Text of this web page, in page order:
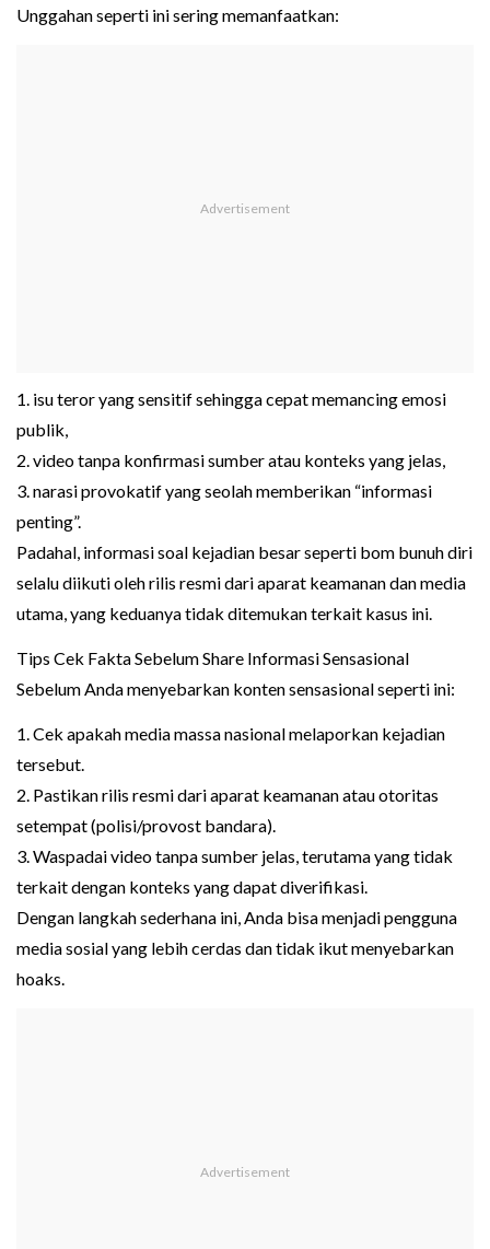
Unggahan seperti ini sering memanfaatkan:
1. isu teror yang sensitif sehingga cepat memancing emosi
publik,
2. video tanpa konfirmasi sumber atau konteks yang jelas,
3. narasi provokatif yang seolah memberikan “informasi
penting”.
Padahal, informasi soal kejadian besar seperti bom bunuh diri
selalu diikuti oleh rilis resmi dari aparat keamanan dan media
utama, yang keduanya tidak ditemukan terkait kasus ini.
Tips Cek Fakta Sebelum Share Informasi Sensasional
Sebelum Anda menyebarkan konten sensasional seperti ini:
1. Cek apakah media massa nasional melaporkan kejadian
tersebut.
2. Pastikan rilis resmi dari aparat keamanan atau otoritas
setempat (polisi/provost bandara).
3. Waspadai video tanpa sumber jelas, terutama yang tidak
terkait dengan konteks yang dapat diverifikasi.
Dengan langkah sederhana ini, Anda bisa menjadi pengguna
media sosial yang lebih cerdas dan tidak ikut menyebarkan
hoaks.